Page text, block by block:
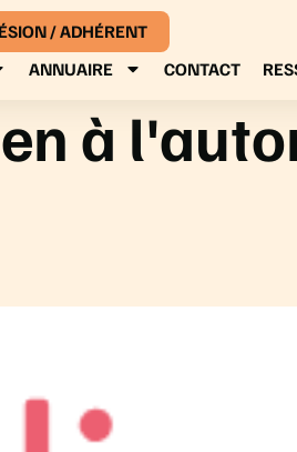
/ ADHÉRENT
ANNUAIRE CONTACT
à